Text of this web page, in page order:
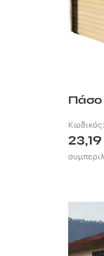
Πάσο
Κωδικός:
23,19